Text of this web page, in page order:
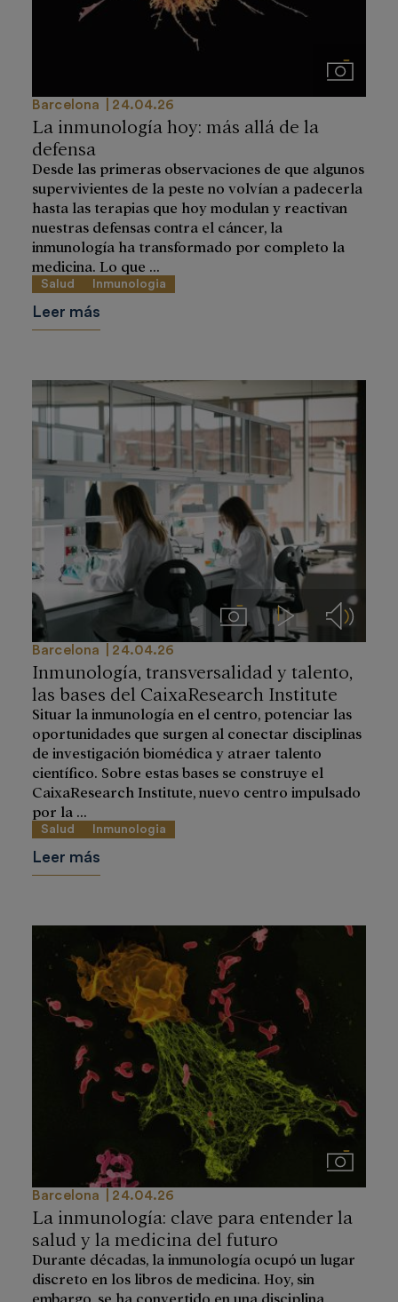
Imágenes
Barcelona 24.04.26
La inmunología hoy: más allá de la
defensa
Desde las primeras observaciones de que algunos
supervivientes de la peste no volvían a padecerla
hasta las terapias que hoy modulan y reactivan
nuestras defensas contra el cáncer, la
inmunología ha transformado por completo la
medicina. Lo que ...
Salud Inmunologia
Leer más
ImágenesVideos Audios
Barcelona 24.04.26
Inmunología, transversalidad y talento,
las bases del CaixaResearch Institute
Situar la inmunología en el centro, potenciar las
oportunidades que surgen al conectar disciplinas
de investigación biomédica y atraer talento
científico. Sobre estas bases se construye el
CaixaResearch Institute, nuevo centro impulsado
por la ...
Salud Inmunologia
Leer más
Imágenes
Barcelona 24.04.26
La inmunología: clave para entender la
salud y la medicina del futuro
Durante décadas, la inmunología ocupó un lugar
discreto en los libros de medicina. Hoy, sin
embargo, se ha convertido en una disciplina